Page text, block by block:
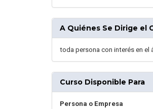
A Quiénes Se Dirige el
toda persona con interés en el
Curso Disponible Para
Persona o Empresa